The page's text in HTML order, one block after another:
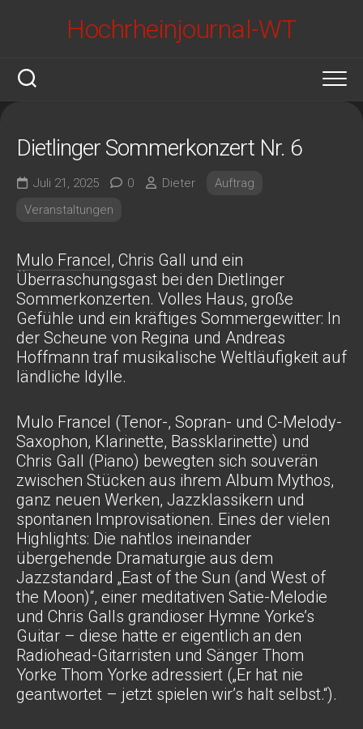
Hochrheinjournal-WT
Dietlinger Sommerkonzert Nr. 6
Juli 21, 2025 0 Dieter
Auftrag
Veranstaltungen
Mulo Francel, Chris Gall und ein
Überraschungsgast bei den Dietlinger
Sommerkonzerten. Volles Haus, große
Gefühle und ein kräftiges Sommergewitter: In
der Scheune von Regina und Andreas
Hoffmann traf musikalische Weltläufigkeit auf
ländliche Idylle.
Mulo Francel (Tenor-, Sopran- und C-Melody-
Saxophon, Klarinette, Bassklarinette) und
Chris Gall (Piano) bewegten sich souverän
zwischen Stücken aus ihrem Album Mythos,
ganz neuen Werken, Jazzklassikern und
spontanen Improvisationen. Eines der vielen
Highlights: Die nahtlos ineinander
übergehende Dramaturgie aus dem
Jazzstandard „East of the Sun (and West of
the Moon)“, einer meditativen Satie-Melodie
und Chris Galls grandioser Hymne Yorke’s
Guitar – diese hatte er eigentlich an den
Radiohead-Gitarristen und Sänger Thom
Yorke Thom Yorke adressiert („Er hat nie
geantwortet – jetzt spielen wir’s halt selbst.“).